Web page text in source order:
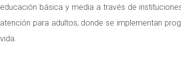
educación básica y media a través de
atención para adultos, donde se implementan
vida.